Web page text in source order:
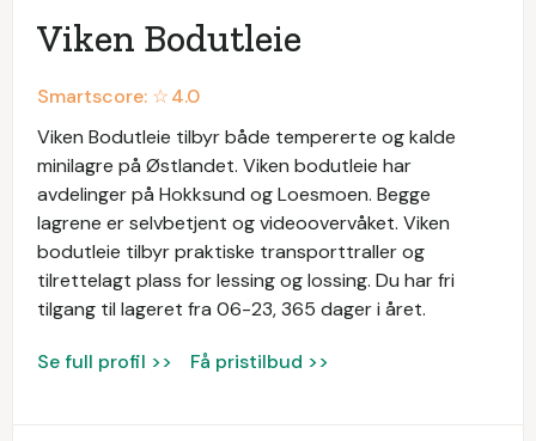
Viken Bodutleie
Smartscore: ☆4.0
Viken Bodutleie tilbyr både tempererte og kalde
minilagre på Østlandet. Viken bodutleie har
avdelinger på Hokksund og Loesmoen. Begge
lagrene er selvbetjent og videoovervåket. Viken
bodutleie tilbyr praktiske transporttraller og
tilrettelagt plass for lessing og lossing. Du har fri
tilgang til lageret fra 06-23, 365 dager i året.
Se full profil >> Få pristilbud >>